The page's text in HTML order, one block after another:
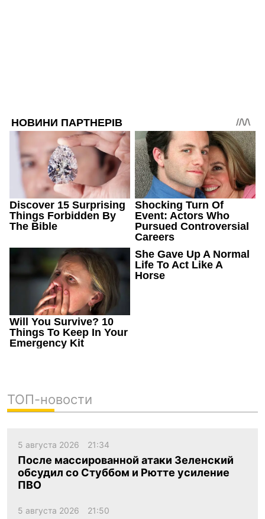
ТОП-новости
5 августа 2026 21:34
После массированной атаки Зеленский
обсудил со Стуббом и Рютте усиление
ПВО
5 августа 2026 21:50